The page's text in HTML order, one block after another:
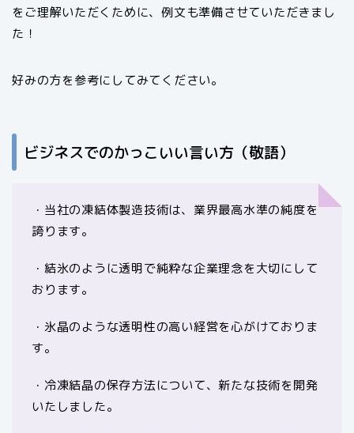
をご理解いただくために、例文も準備させていただきまし
た！
好みの方を参考にしてみてください。
ビジネスでのかっこいい言い方（敬語）
・当社の凍結体製造技術は、業界最高水準の純度を
誇ります。
・結氷のように透明で純粋な企業理念を大切にして
おります。
・氷晶のような透明性の高い経営を心がけておりま
す。
・冷凍結晶の保存方法について、新たな技術を開発
いたしました。